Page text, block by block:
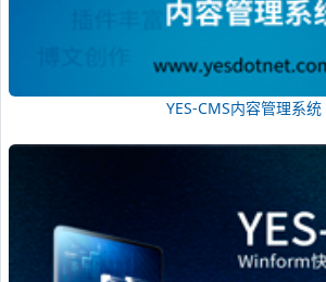
YES-CMS内容管理系统